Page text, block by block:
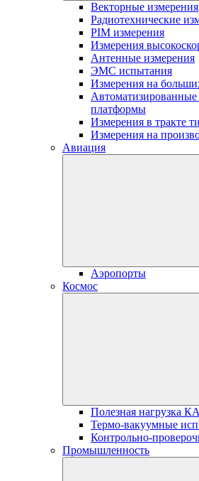
Векторные измерения
Радиотехнические
PIM измерения
Измерения
Антенные измерения
ЭМС испытания
Измерения на
платформы
Измерения в тракте
Измерения на
Авиация
Аэропорты
Космос
Полезная нагрузка КА
Термо-вакуумные
Контрольно-
Промышленность